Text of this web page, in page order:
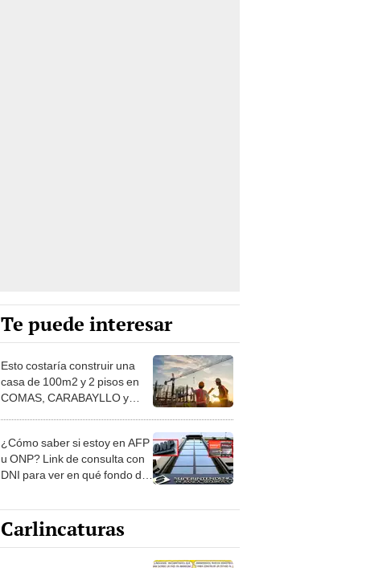
Te puede interesar
Esto costaría construir una
casa de 100m2 y 2 pisos en
COMAS, CARABAYLLO y
¿Cómo saber si estoy en AFP
u ONP? Link de consulta con
DNI para ver en qué fondo de
Carlincaturas